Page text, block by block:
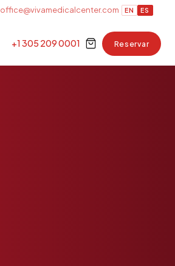
office@vivamedicalcenter.com EN ES
+1 305 209 0001 Reservar